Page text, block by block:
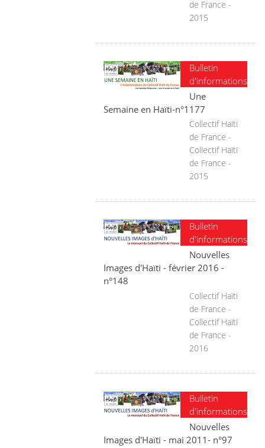
de France -
2015
Bulletin
d'informations
Une
Semaine en Haïti-n°1177
Collectif Haïti
de France -
Collectif Haïti
de France -
2015
Bulletin
d'informations
Nouvelles
Images d'Haïti - février 2016 -
n°148
Collectif Haïti
de France -
Collectif Haïti
de France -
2016
Bulletin
d'informations
Nouvelles
Images d'Haïti - mai 2011- n°97